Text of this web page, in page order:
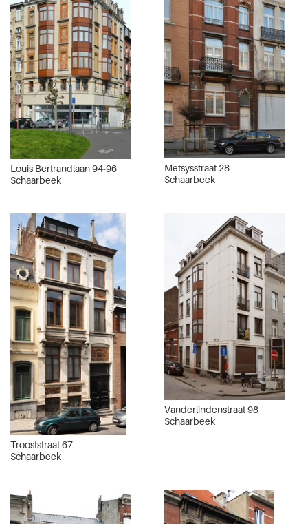
Louis Bertrandlaan 94-96
Schaarbeek
Metsysstraat 28
Schaarbeek
Trooststraat 67
Schaarbeek
Vanderlindenstraat 98
Schaarbeek